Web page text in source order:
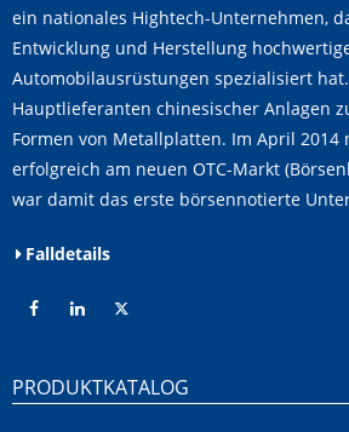
ein nationales Hightech-Unternehmen,
Entwicklung und Herstellung
Automobilausrüstungen spezialisiert
Hauptlieferanten chinesischer Anlagen
Formen von Metallplatten. Im April 2014
erfolgreich am neuen OTC-Markt
war damit das erste börsennotierte
Falldetails
PRODUKTKATALOG